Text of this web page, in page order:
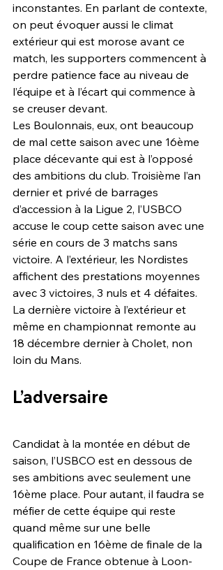
inconstantes. En parlant de contexte,
on peut évoquer aussi le climat
extérieur qui est morose avant ce
match, les supporters commencent à
perdre patience face au niveau de
l’équipe et à l’écart qui commence à
se creuser devant.
Les Boulonnais, eux, ont beaucoup
de mal cette saison avec une 16ème
place décevante qui est à l’opposé
des ambitions du club. Troisième l’an
dernier et privé de barrages
d’accession à la Ligue 2, l’USBCO
accuse le coup cette saison avec une
série en cours de 3 matchs sans
victoire. A l’extérieur, les Nordistes
affichent des prestations moyennes
avec 3 victoires, 3 nuls et 4 défaites.
La dernière victoire à l’extérieur et
même en championnat remonte au
18 décembre dernier à Cholet, non
loin du Mans.
L’adversaire
Candidat à la montée en début de
saison, l’USBCO est en dessous de
ses ambitions avec seulement une
16ème place. Pour autant, il faudra se
méfier de cette équipe qui reste
quand même sur une belle
qualification en 16ème de finale de la
Coupe de France obtenue à Loon-